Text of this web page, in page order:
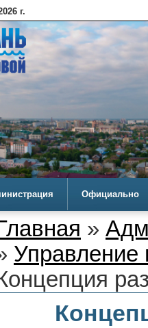
г.
Официально
»
Управление